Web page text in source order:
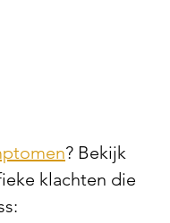
? Bekijk
klachten die